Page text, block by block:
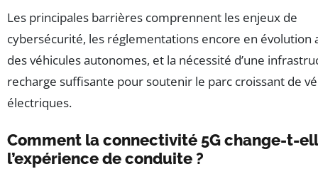
Les principales barrières comprennent les enjeux de
cybersécurité, les réglementations encore en évolution
des véhicules autonomes, et la nécessité d’une
recharge suffisante pour soutenir le parc croissant de
électriques.
Comment la connectivité 5G change-t-
l’expérience de conduite ?